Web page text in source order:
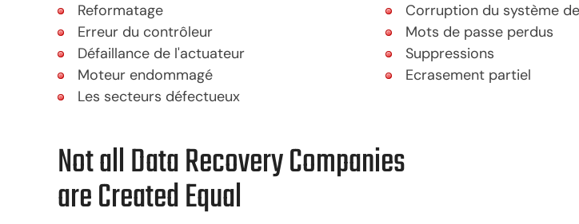
Reformatage
Erreur du contrôleur
Défaillance de l'actuateur
Moteur endommagé
Les secteurs défectueux
Corruption du système
Mots de passe perdus
Suppressions
Ecrasement partiel
Not all Data Recovery Companies
are Created Equal